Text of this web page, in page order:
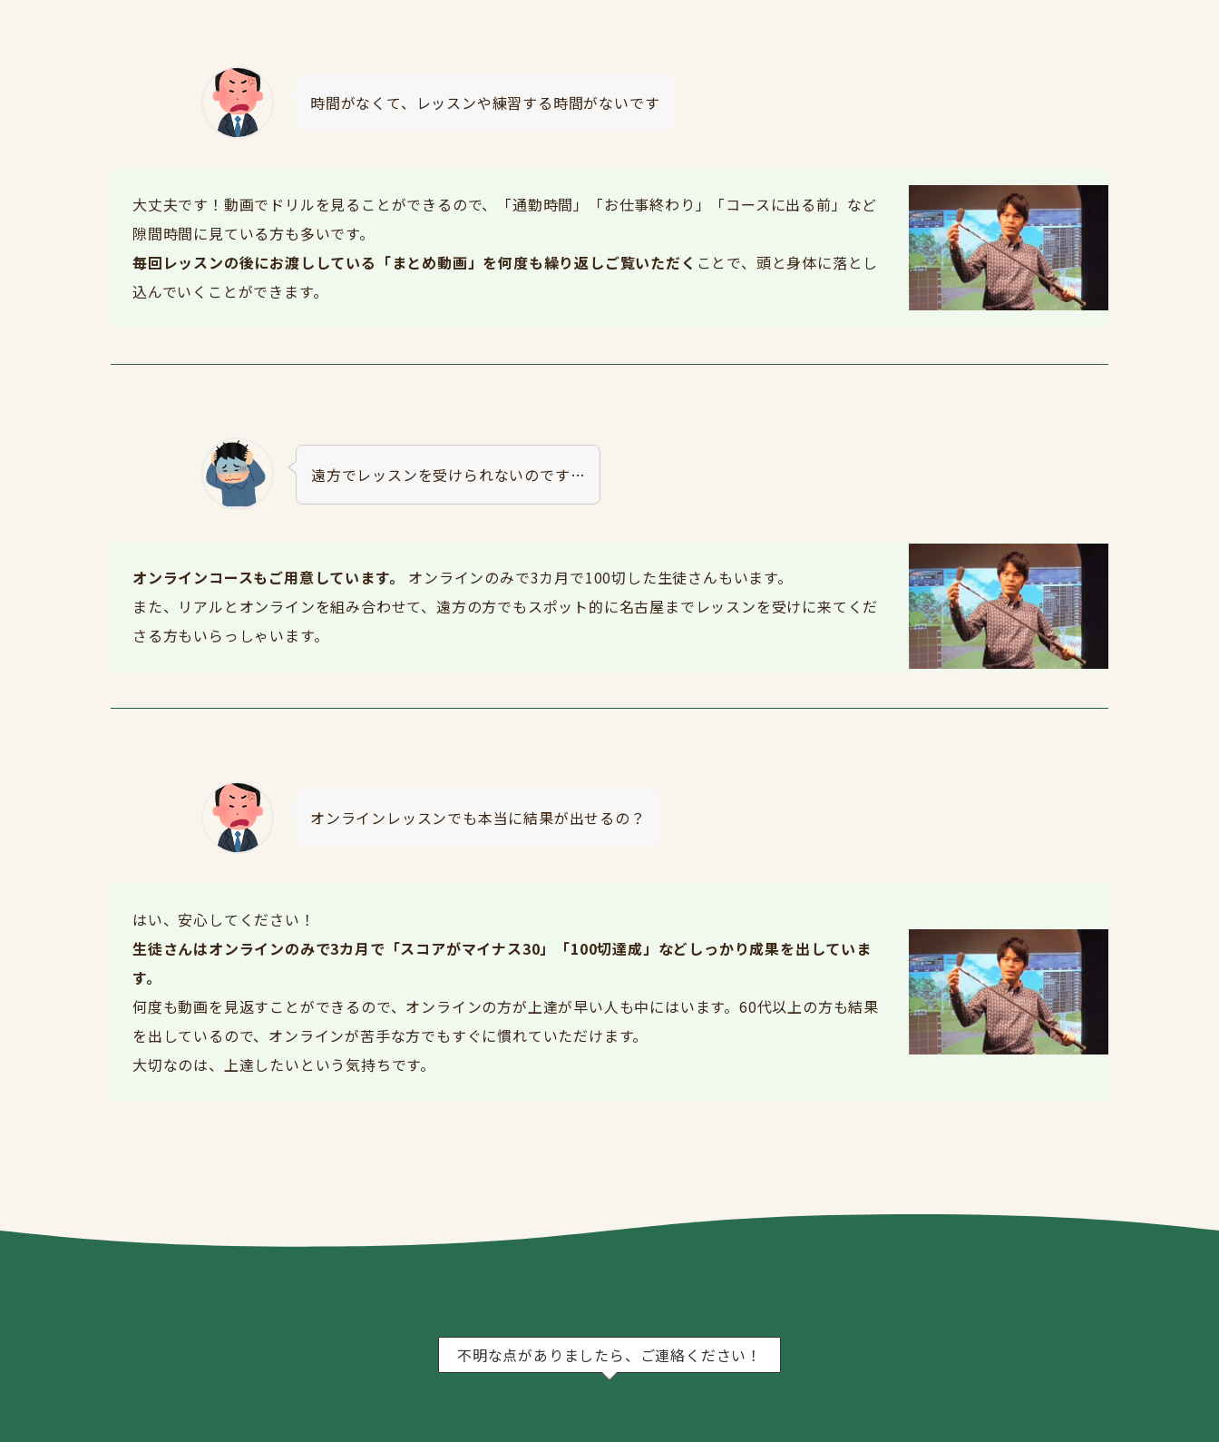
時間がなくて、レッスンや練習する時間がないです
大丈夫です！動画でドリルを見ることができるので、「通勤時間」「お仕事終わり」「コースに出る前」など
隙間時間に見ている方も多いです。
毎回レッスンの後にお渡ししている「まとめ動画」を何度も繰り返しご覧いただく ことで、頭と身体に落とし
込んでいくことができます。
遠方でレッスンを受けられないのです…
オンラインコースもご用意しています。 オンラインのみで3カ月で100切した生徒さんもいます。
また、リアルとオンラインを組み合わせて、遠方の方でもスポット的に名古屋までレッスンを受けに来てくだ
さる方もいらっしゃいます。
オンラインレッスンでも本当に結果が出せるの？
はい、安心してください！
生徒さんはオンラインのみで3カ月で「スコアがマイナス30」「100切達成」などしっかり成果を出していま
す。
何度も動画を見返すことができるので、オンラインの方が上達が早い人も中にはいます。60代以上の方も結果
を出しているので、オンラインが苦手な方でもすぐに慣れていただけます。
大切なのは、上達したいという気持ちです。
不明な点がありましたら、ご連絡ください！